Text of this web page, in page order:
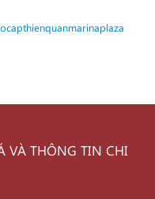
VÀ THÔNG TIN CHI